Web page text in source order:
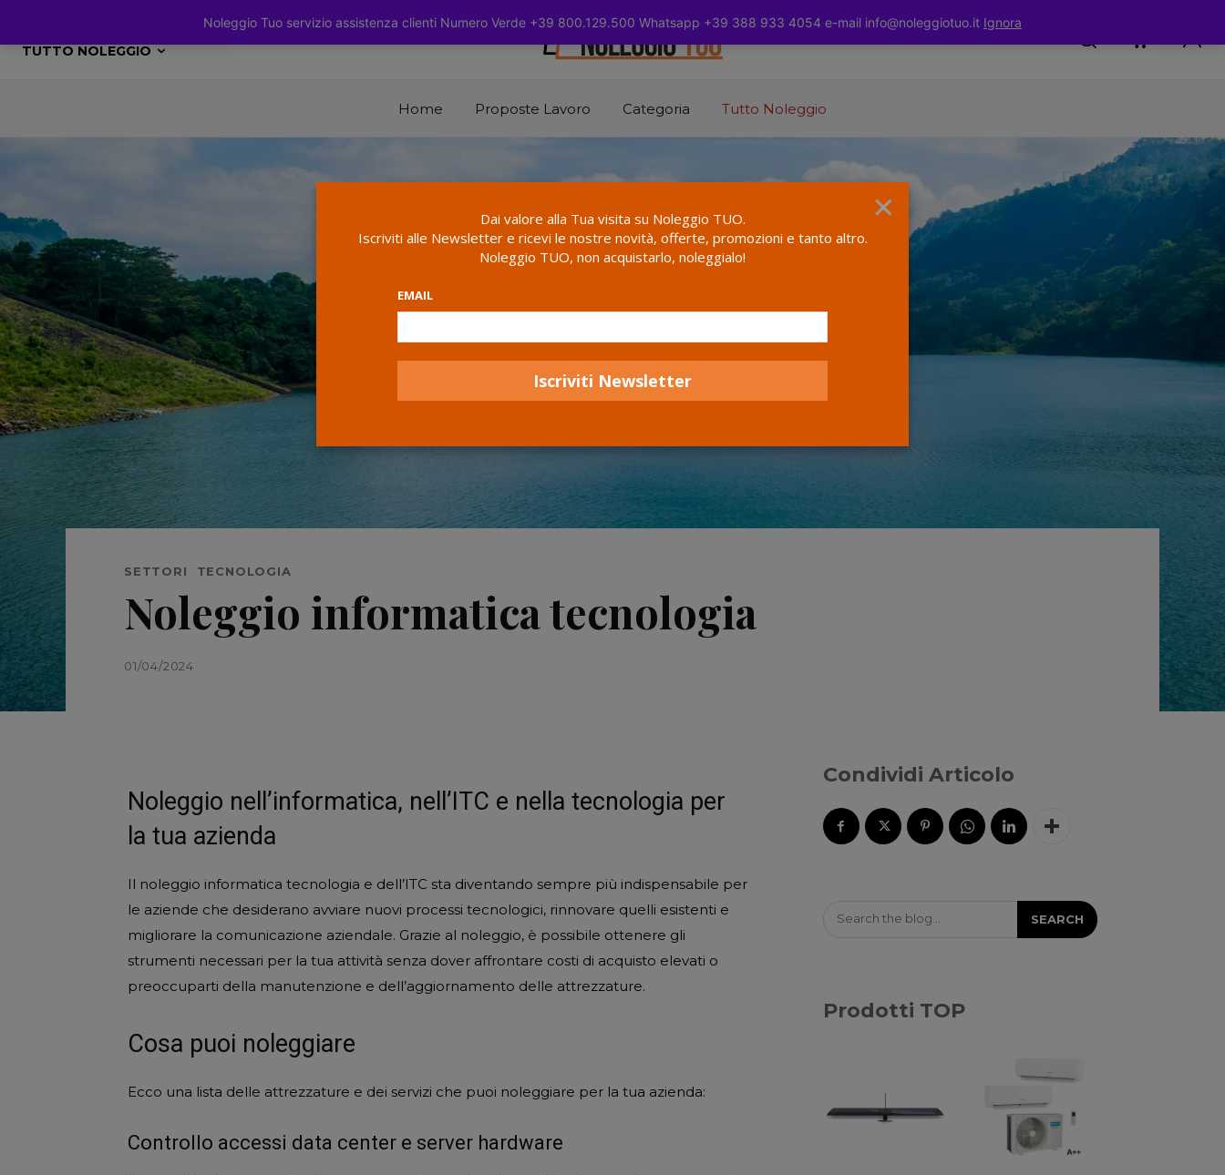
PROPOSTE LAVORO
CATEGORIA
TUTTO NOLEGGIO
Home Proposte Lavoro Categoria Tutto Noleggio
SETTORI TECNOLOGIA
Noleggio informatica tecnologia
01/04/2024
Noleggio nell’informatica, nell’ITC e nella tecnologia per
la tua azienda
Il noleggio informatica tecnologia e dell’ITC sta diventando sempre più indispensabile per
le aziende che desiderano avviare nuovi processi tecnologici, rinnovare quelli esistenti e
migliorare la comunicazione aziendale. Grazie al noleggio, è possibile ottenere gli
strumenti necessari per la tua attività senza dover affrontare costi di acquisto elevati o
preoccuparti della manutenzione e dell’aggiornamento delle attrezzature.
Cosa puoi noleggiare
Ecco una lista delle attrezzature e dei servizi che puoi noleggiare per la tua azienda:
Controllo accessi data center e server hardware
Condividi Articolo
Search the blog... SEARCH
Prodotti TOP
Noleggio Tuo servizio assistenza clienti Numero Verde +39 800.129.500 Whatsapp +39 388 933 4054 e-mail info@noleggiotuo.it Ignora
×
Dai valore alla Tua visita su Noleggio TUO.
Iscriviti alle Newsletter e ricevi le nostre novità, offerte, promozioni e tanto altro.
Noleggio TUO, non acquistarlo, noleggialo!
EMAIL